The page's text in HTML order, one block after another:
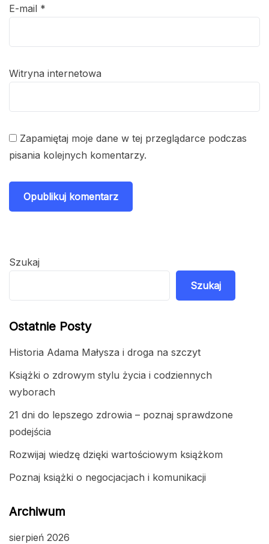
E-mail *
Witryna internetowa
Zapamiętaj moje dane w tej przeglądarce podczas
pisania kolejnych komentarzy.
Szukaj
Szukaj
Ostatnie Posty
Historia Adama Małysza i droga na szczyt
Książki o zdrowym stylu życia i codziennych
wyborach
21 dni do lepszego zdrowia – poznaj sprawdzone
podejścia
Rozwijaj wiedzę dzięki wartościowym książkom
Poznaj książki o negocjacjach i komunikacji
Archiwum
sierpień 2026